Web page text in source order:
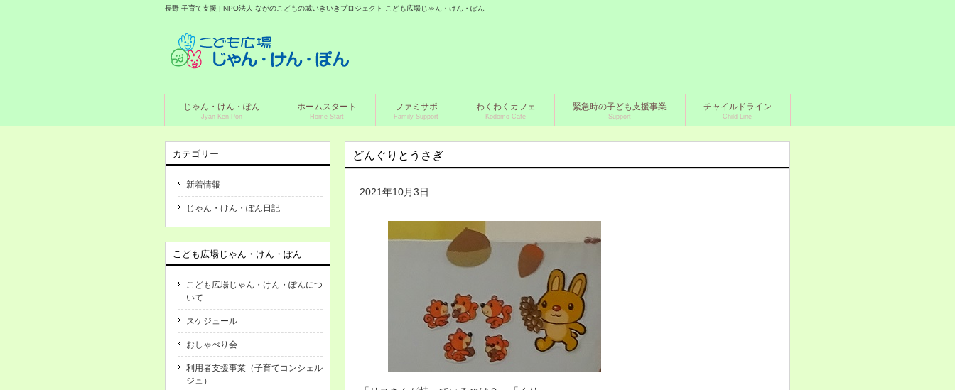
長野 子育て支援 | NPO法人 ながのこどもの城いきいきプロジェクト こども広場じゃん・けん・ぽん
じゃん・けん・ぽん
Jyan Ken Pon
ホームスタート
Home Start
ファミサポ
Family Support
わくわくカフェ
Kodomo Cafe
緊急時の子ども支援事業
Support
チャイルドライン
Child Line
どんぐりとうさぎ
2021年10月3日
カテゴリー
新着情報
じゃん・けん・ぽん日記
こども広場じゃん・けん・ぽん
こども広場じゃん・けん・ぽんにつ
いて
スケジュール
おしゃべり会
利用者支援事業（子育てコンシェル
ジュ）